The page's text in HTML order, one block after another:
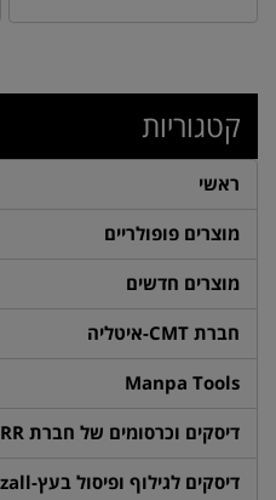
קטגוריות
ראשי
מוצרים פופולריים
מוצרים חדשים
חברת CMT-איטליה
Manpa Tools
דיסקים וכרסומים של חברת SABURR-מארה"ב
דיסקים לגילוף ופיסול בעץ-Kutzall